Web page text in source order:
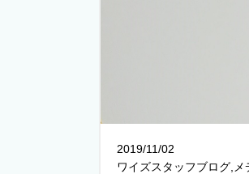
2019/11/02
ワイズスタッフブログ,